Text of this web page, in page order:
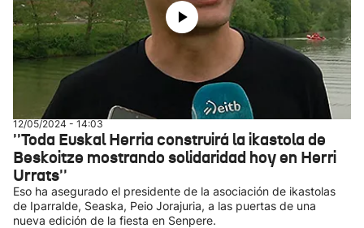
12/05/2024 - 14:03
''Toda Euskal Herria construirá la ikastola de
Beskoitze mostrando solidaridad hoy en Herri
Urrats''
Eso ha asegurado el presidente de la asociación de ikastolas
de Iparralde, Seaska, Peio Jorajuria, a las puertas de una
nueva edición de la fiesta en Senpere.